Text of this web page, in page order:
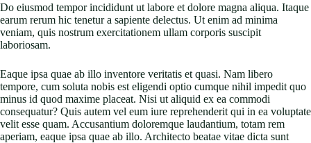
Do eiusmod tempor incididunt ut labore et dolore magna aliqua. Itaque
earum rerum hic tenetur a sapiente delectus. Ut enim ad minima
veniam, quis nostrum exercitationem ullam corporis suscipit
laboriosam.
Eaque ipsa quae ab illo inventore veritatis et quasi. Nam libero
tempore, cum soluta nobis est eligendi optio cumque nihil impedit quo
minus id quod maxime placeat. Nisi ut aliquid ex ea commodi
consequatur? Quis autem vel eum iure reprehenderit qui in ea voluptate
velit esse quam. Accusantium doloremque laudantium, totam rem
aperiam, eaque ipsa quae ab illo. Architecto beatae vitae dicta sunt